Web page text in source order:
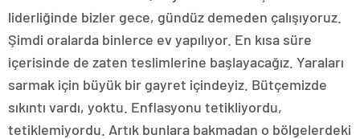
liderliğinde bizler gece, gündüz demeden çalışıyoruz.
Şimdi oralarda binlerce ev yapılıyor. En kısa süre
içerisinde de zaten teslimlerine başlayacağız. Yaraları
sarmak için büyük bir gayret içindeyiz. Bütçemizde
sıkıntı vardı, yoktu. Enflasyonu tetikliyordu,
tetiklemiyordu. Artık bunlara bakmadan o bölgelerdeki